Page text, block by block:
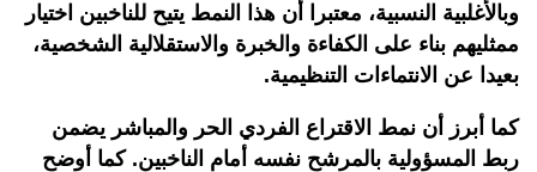
وبالأغلبية النسبية، معتبرا أن هذا النمط يتيح للناخبين اختيار
ممثليهم بناء على الكفاءة والخبرة والاستقلالية الشخصية،
بعيدا عن الانتماءات التنظيمية.
كما أبرز أن نمط الاقتراع الفردي الحر والمباشر يضمن
ربط المسؤولية بالمرشح نفسه أمام الناخبين. كما أوضح